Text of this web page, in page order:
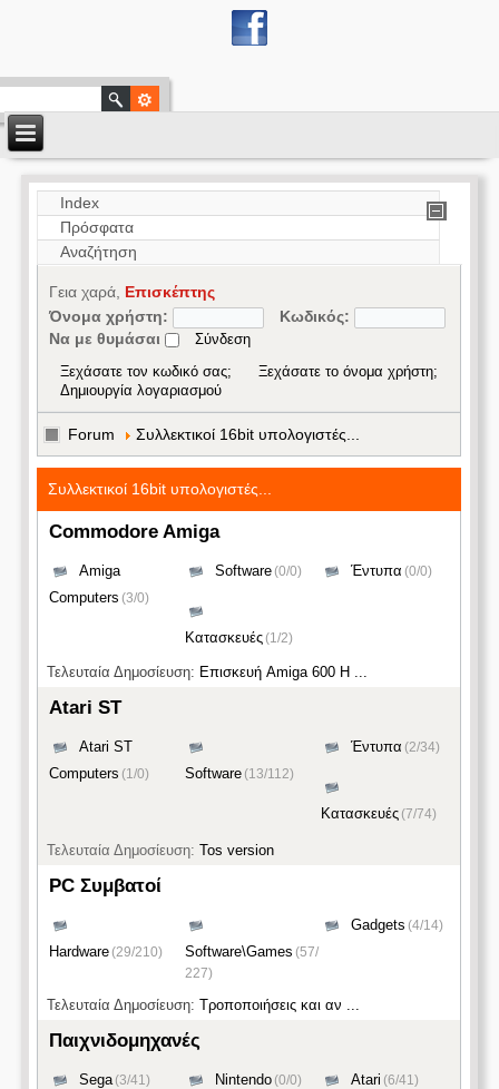
Index
Πρόσφατα
Αναζήτηση
Γεια χαρά, Επισκέπτης
Όνομα χρήστη:
Κωδικός:
Να με θυμάσαι
Ξεχάσατε τον κωδικό σας;
Ξεχάσατε το όνομα χρήστη;
Δημιουργία λογαριασμού
Forum Συλλεκτικοί 16bit υπολογιστές...
Συλλεκτικοί 16bit υπολογιστές...
Commodore Amiga
Amiga
Computers (3/0)
Software(0/0) Έντυπα (0/0)
Κατασκευές(1/2)
Τελευταία Δημοσίευση: Επισκευή Amiga 600 H ...
Atari ST
Atari ST
Computers (1/0) Software (13/112)
Έντυπα (2/34)
Κατασκευές (7/74)
Τελευταία Δημοσίευση:Tos version
PC Συμβατοί
Hardware(29/210) Software\Games (57/
227)
Gadgets (4/14)
Τελευταία Δημοσίευση:Τροποποιήσεις και αν ...
Παιχνιδομηχανές
Sega(3/41) Nintendo (0/0) Atari (6/41)